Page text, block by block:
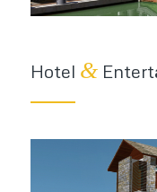
Hotel &